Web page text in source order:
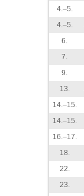
4.–5.
4.–5.
6.
7.
9.
13.
14.–15.
14.–15.
16.–17.
18.
22.
23.